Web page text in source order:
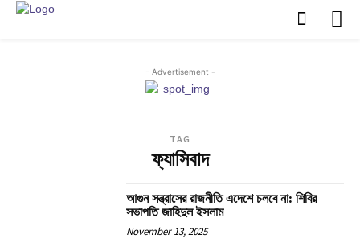
- Advertisement -
TAG
ফ্যাসিবাদ
আগুন সন্ত্রাসের রাজনীতি এদেশে চলবে না: শিবির
সভাপতি জাহিদুল ইসলাম
November 13, 2025